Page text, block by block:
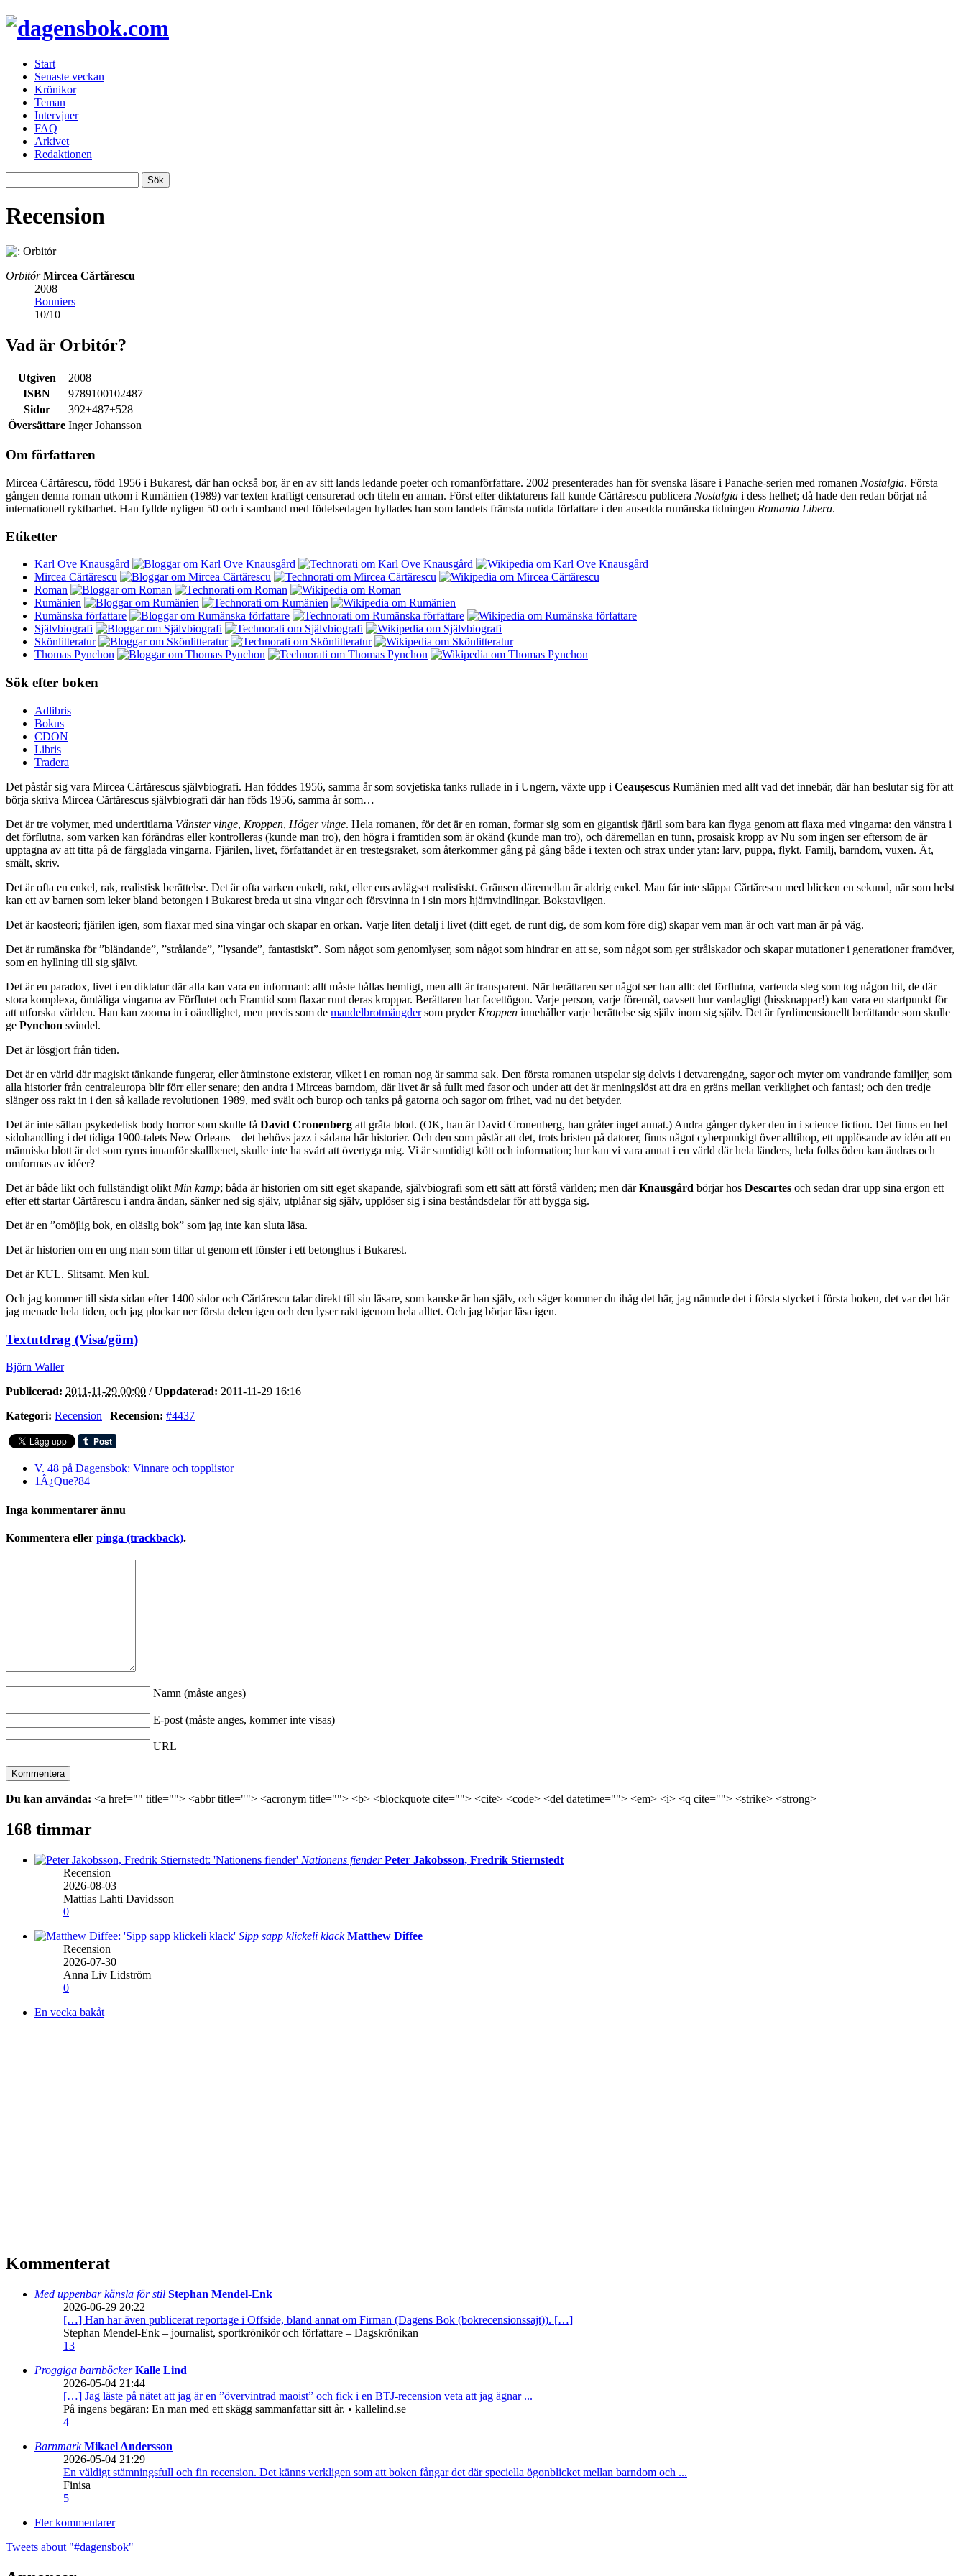
Start
Senaste veckan
Krönikor
Teman
Intervjuer
FAQ
Arkivet
Redaktionen
Recension
Orbitór Mircea Cărtărescu
2008
Bonniers
10/10
Vad är Orbitór?
Utgiven
2008
ISBN
9789100102487
Sidor
392+487+528
Översättare Inger Johansson
Om författaren
Mircea Cărtărescu, född 1956 i Bukarest, där han också bor, är en av sitt lands ledande poeter och romanförfattare. 2002 presenterades han för svenska läsare i Panache-serien med romanen Nostalgia. Första
gången denna roman utkom i Rumänien (1989) var texten kraftigt censurerad och titeln en annan. Först efter diktaturens fall kunde Cărtărescu publicera Nostalgia i dess helhet; då hade den redan börjat nå
internationell ryktbarhet. Han fyllde nyligen 50 och i samband med födelsedagen hyllades han som landets främsta nutida författare i den ansedda rumänska tidningen Romania Libera.
Etiketter
Karl Ove Knausgård
Mircea Cărtărescu
Roman
Rumänien
Rumänska författare
Självbiografi
Skönlitteratur
Thomas Pynchon
Sök efter boken
Adlibris
Bokus
CDON
Libris
Tradera
Det påstår sig vara Mircea Cărtărescus självbiografi. Han föddes 1956, samma år som sovjetiska tanks rullade in i Ungern, växte upp i Ceaușescus Rumänien med allt vad det innebär, där han beslutar sig för att
börja skriva Mircea Cărtărescus självbiografi där han föds 1956, samma år som…
Det är tre volymer, med undertitlarna Vänster vinge, Kroppen, Höger vinge. Hela romanen, för det är en roman, formar sig som en gigantisk fjäril som bara kan flyga genom att flaxa med vingarna: den vänstra i
det förflutna, som varken kan förändras eller kontrolleras (kunde man tro), den högra i framtiden som är okänd (kunde man tro), och däremellan en tunn, prosaisk kropp av Nu som ingen ser eftersom de är
upptagna av att titta på de färgglada vingarna. Fjärilen, livet, författandet är en trestegsraket, som återkommer gång på gång både i texten och strax under ytan: larv, puppa, flykt. Familj, barndom, vuxen. Ät,
smält, skriv.
Det är ofta en enkel, rak, realistisk berättelse. Det är ofta varken enkelt, rakt, eller ens avlägset realistiskt. Gränsen däremellan är aldrig enkel. Man får inte släppa Cărtărescu med blicken en sekund, när som helst
kan ett av barnen som leker bland betongen i Bukarest breda ut sina vingar och försvinna in i sin mors hjärnvindlingar. Bokstavligen.
Det är kaosteori; fjärilen igen, som flaxar med sina vingar och skapar en orkan. Varje liten detalj i livet (ditt eget, de runt dig, de som kom före dig) skapar vem man är och vart man är på väg.
Det är rumänska för ”bländande”, ”strålande”, ”lysande”, fantastiskt”. Som något som genomlyser, som något som hindrar en att se, som något som ger strålskador och skapar mutationer i generationer framöver,
som en hyllning till sig självt.
Det är en paradox, livet i en diktatur där alla kan vara en informant: allt måste hållas hemligt, men allt är transparent. När berättaren ser något ser han allt: det förflutna, vartenda steg som tog någon hit, de där
stora komplexa, ömtåliga vingarna av Förflutet och Framtid som flaxar runt deras kroppar. Berättaren har facettögon. Varje person, varje föremål, oavsett hur vardagligt (hissknappar!) kan vara en startpunkt för
att utforska världen. Han kan zooma in i oändlighet, men precis som de mandelbrotmängdersom pryder Kroppen innehåller varje berättelse sig själv inom sig själv. Det är fyrdimensionellt berättande som skulle
ge Pynchon svindel.
Det är lösgjort från tiden.
Det är en värld där magiskt tänkande fungerar, eller åtminstone existerar, vilket i en roman nog är samma sak. Den första romanen utspelar sig delvis i detvarengång, sagor och myter om vandrande familjer, som
alla historier från centraleuropa blir förr eller senare; den andra i Mirceas barndom, där livet är så fullt med fasor och under att det är meningslöst att dra en gräns mellan verklighet och fantasi; och den tredje
slänger oss rakt in i den så kallade revolutionen 1989, med svält och burop och tanks på gatorna och sagor om frihet, vad nu det betyder.
Det är inte sällan psykedelisk body horror som skulle få David Cronenberg att gråta blod. (OK, han är David Cronenberg, han gråter inget annat.) Andra gånger dyker den in i science fiction. Det finns en hel
sidohandling i det tidiga 1900-talets New Orleans – det behövs jazz i sådana här historier. Och den som påstår att det, trots bristen på datorer, finns något cyberpunkigt över alltihop, ett upplösande av idén att en
människa blott är det som ryms innanför skallbenet, skulle inte ha svårt att övertyga mig. Vi är samtidigt kött och information; hur kan vi vara annat i en värld där hela länders, hela folks öden kan ändras och
omformas av idéer?
Det är både likt och fullständigt olikt Min kamp; båda är historien om sitt eget skapande, självbiografi som ett sätt att förstå världen; men därKnausgård börjar hos Descartes och sedan drar upp sina ergon ett
efter ett startar Cărtărescu i andra ändan, sänker ned sig själv, utplånar sig själv, upplöser sig i sina beståndsdelar för att bygga sig.
Det är en ”omöjlig bok, en oläslig bok” som jag inte kan sluta läsa.
Det är historien om en ung man som tittar ut genom ett fönster i ett betonghus i Bukarest.
Det är KUL. Slitsamt. Men kul.
Och jag kommer till sista sidan efter 1400 sidor och Cărtărescu talar direkt till sin läsare, som kanske är han själv, och säger kommer du ihåg det här, jag nämnde det i första stycket i första boken, det var det här
jag menade hela tiden, och jag plockar ner första delen igen och den lyser rakt igenom hela alltet. Och jag börjar läsa igen.
Textutdrag (Visa/göm)
Björn Waller
Publicerad: 2011-11-29 00:00 /Uppdaterad: 2011-11-29 16:16
Kategori: Recension | Recension: #4437
V. 48 på Dagensbok: Vinnare och topplistor
1Â¿Que?84
Inga kommentarer ännu
Kommentera eller pinga (trackback).
Namn (måste anges)
E-post (måste anges, kommer inte visas)
URL
Du kan använda: <a href="" title=""> <abbr title=""> <acronym title=""> <b> <blockquote cite=""> <cite> <code> <del datetime=""> <em> <i> <q cite=""> <strike> <strong>
168 timmar
Nationens fiender Peter Jakobsson, Fredrik Stiernstedt
Recension
2026-08-03
Mattias Lahti Davidsson
0
Sipp sapp klickeli klack Matthew Diffee
Recension
2026-07-30
Anna Liv Lidström
0
En vecka bakåt
Kommenterat
Med uppenbar känsla för stil Stephan Mendel-Enk
2026-06-29 20:22
[…] Han har även publicerat reportage i Offside, bland annat om Firman (Dagens Bok (bokrecensionssajt)). […]
Stephan Mendel-Enk – journalist, sportkrönikör och författare – Dagskrönikan
13
Proggiga barnböckerKalle Lind
2026-05-04 21:44
[…] Jag läste på nätet att jag är en ”övervintrad maoist” och fick i en BTJ-recension veta att jag ägnar ...
På ingens begäran: En man med ett skägg sammanfattar sitt år. • kallelind.se
4
BarnmarkMikael Andersson
2026-05-04 21:29
En väldigt stämningsfull och fin recension. Det känns verkligen som att boken fångar det där speciella ögonblicket mellan barndom och ...
Finisa
5
Fler kommentarer
Tweets about "#dagensbok"